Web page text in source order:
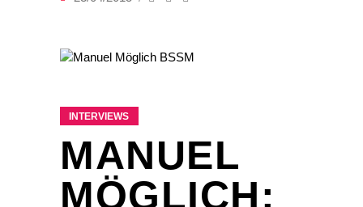
INTERVIEWS
MANUEL
MÖGLICH: